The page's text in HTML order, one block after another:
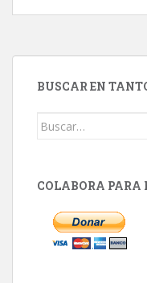
BUSCAR EN
Buscar:
COLABORA PARA